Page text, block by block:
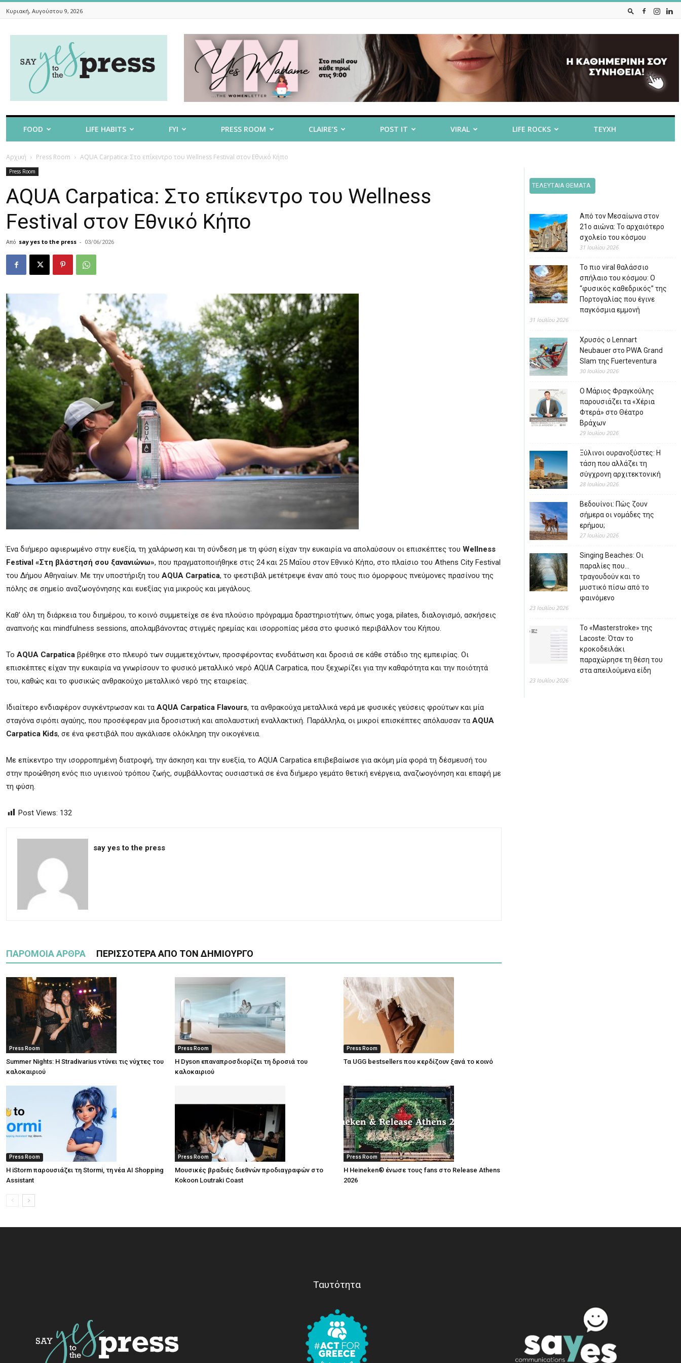
Κυριακή, Αυγούστου 9, 2026
To
The
FOOD LIFE HABITS FYI PRESS ROOM CLAIRE’S POST IT VIRAL LIFE ROCKS ΤΕΥΧΗ
Αρχική Press Room AQUA Carpatica: Στο επίκεντρο του Wellness Festival στον Εθνικό Κήπο
Press Room
AQUA Carpatica: Στο επίκεντρο του Wellness
Festival στον Εθνικό Κήπο
Από say yes to the press - 03/06/2026
Ένα διήμερο αφιερωμένο στην ευεξία, τη χαλάρωση και τη σύνδεση με τη φύση είχαν την ευκαιρία να απολαύσουν οι επισκέπτες του Wellness
Festival «Στη βλάστησή σου ξανανιώνω», που πραγματοποιήθηκε στις 24 και 25 Μαΐου στον Εθνικό Κήπο, στο πλαίσιο του Athens City Festival
του Δήμου Αθηναίων. Με την υποστήριξη του AQUA Carpatica, το φεστιβάλ μετέτρεψε έναν από τους πιο όμορφους πνεύμονες πρασίνου της
πόλης σε σημείο αναζωογόνησης και ευεξίας για μικρούς και μεγάλους.
Καθ’ όλη τη διάρκεια του διημέρου, το κοινό συμμετείχε σε ένα πλούσιο πρόγραμμα δραστηριοτήτων, όπως yoga, pilates, διαλογισμό, ασκήσεις
αναπνοής και mindfulness sessions, απολαμβάνοντας στιγμές ηρεμίας και ισορροπίας μέσα στο φυσικό περιβάλλον του Κήπου.
Το AQUA Carpatica βρέθηκε στο πλευρό των συμμετεχόντων, προσφέροντας ενυδάτωση και δροσιά σε κάθε στάδιο της εμπειρίας. Οι
επισκέπτες είχαν την ευκαιρία να γνωρίσουν το φυσικό μεταλλικό νερό AQUA Carpatica, που ξεχωρίζει για την καθαρότητα και την ποιότητά
του, καθώς και το φυσικώς ανθρακούχο μεταλλικό νερό της εταιρείας.
Ιδιαίτερο ενδιαφέρον συγκέντρωσαν και τα AQUA Carpatica Flavours, τα ανθρακούχα μεταλλικά νερά με φυσικές γεύσεις φρούτων και μία
σταγόνα σιρόπι αγαύης, που προσέφεραν μια δροσιστική και απολαυστική εναλλακτική. Παράλληλα, οι μικροί επισκέπτες απόλαυσαν τα AQUA
Carpatica Kids, σε ένα φεστιβάλ που αγκάλιασε ολόκληρη την οικογένεια.
Με επίκεντρο την ισορροπημένη διατροφή, την άσκηση και την ευεξία, το AQUA Carpatica επιβεβαίωσε για ακόμη μία φορά τη δέσμευσή του
στην προώθηση ενός πιο υγιεινού τρόπου ζωής, συμβάλλοντας ουσιαστικά σε ένα διήμερο γεμάτο θετική ενέργεια, αναζωογόνηση και επαφή με
τη φύση.
Post Views: 132
say yes to the press
ΠΑΡΟΜΟΙΑ ΑΡΘΡΑ ΠΕΡΙΣΣΟΤΕΡΑ ΑΠΟ ΤΟΝ ΔΗΜΙΟΥΡΓΟ
Press Room
Summer Nights: Η Stradivarius ντύνει τις νύχτες του
καλοκαιριού
Press Room
Η Dyson επαναπροσδιορίζει τη δροσιά του
καλοκαιριού
Press Room
Τα UGG bestsellers που κερδίζουν ξανά το κοινό
Press Room
Η iStorm παρουσιάζει τη Stormi, τη νέα AI Shopping
Assistant
Press Room
Μουσικές βραδιές διεθνών προδιαγραφών στο
Kokoon Loutraki Coast
Press Room
Η Heineken® ένωσε τους fans στο Release Athens
2026
ΤΕΛΕΥΤΑΙΑ ΘΕΜΑΤΑ
Από τον Μεσαίωνα στον
21ο αιώνα: Το αρχαιότερο
σχολείο του κόσμου
31 Ιουλίου 2026
Το πιο viral θαλάσσιο
σπήλαιο του κόσμου: Ο
“φυσικός καθεδρικός” της
Πορτογαλίας που έγινε
παγκόσμια εμμονή
31 Ιουλίου 2026
Χρυσός ο Lennart
Neubauer στο PWA Grand
Slam της Fuerteventura
30 Ιουλίου 2026
Ο Μάριος Φραγκούλης
παρουσιάζει τα «Χέρια
Φτερά» στο Θέατρο
Βράχων
29 Ιουλίου 2026
Ξύλινοι ουρανοξύστες: Η
τάση που αλλάζει τη
σύγχρονη αρχιτεκτονική
28 Ιουλίου 2026
Βεδουίνοι: Πώς ζουν
σήμερα οι νομάδες της
ερήμου;
27 Ιουλίου 2026
Singing Beaches: Οι
παραλίες που…
τραγουδούν και το
μυστικό πίσω από το
φαινόμενο
23 Ιουλίου 2026
Το «Masterstroke» της
Lacoste: Όταν το
κροκοδειλάκι
παραχώρησε τη θέση του
στα απειλούμενα είδη
23 Ιουλίου 2026
Ταυτότητα